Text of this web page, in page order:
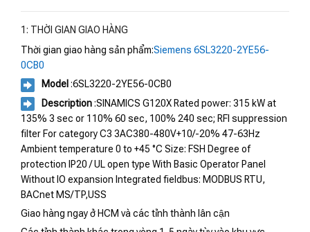
1: THỜI GIAN GIAO HÀNG
Thời gian giao hàng sản phẩm:Siemens 6SL3220-2YE56-
0CB0
Model :6SL3220-2YE56-0CB0
Description:SINAMICS G120X Rated power: 315 kW at
135% 3 sec or 110% 60 sec, 100% 240 sec; RFI suppression
filter For category C3 3AC380-480V+10/-20% 47-63Hz
Ambient temperature 0 to +45 °C Size: FSH Degree of
protection IP20 / UL open type With Basic Operator Panel
Without IO expansion Integrated fieldbus: MODBUS RTU,
BACnet MS/TP,USS
Giao hàng ngay ở HCM và các tỉnh thành lân cận